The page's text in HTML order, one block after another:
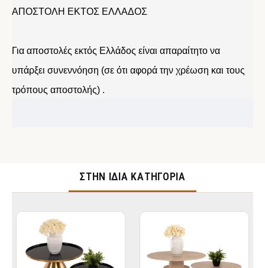
ΑΠΟΣΤΟΛΗ ΕΚΤΟΣ ΕΛΛΑΔΟΣ
Για αποστολές εκτός Ελλάδος είναι απαραίτητο να
υπάρξει συνεννόηση (σε ότι αφορά την χρέωση και τους
τρόπους αποστολής) .
ΣΤΉΝ ΊΔΙΑ ΚΑΤΗΓΟΡΊΑ